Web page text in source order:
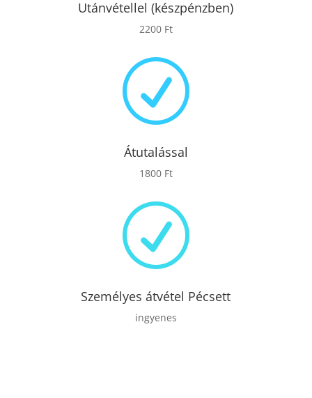
Utánvétellel (készpénzben)
2200 Ft
R
Átutalással
1800 Ft
R
Személyes átvétel Pécsett
ingyenes